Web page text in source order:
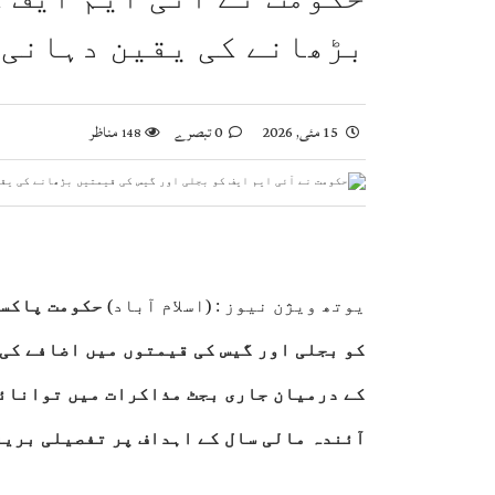
صومالی وزیر دفاع کا اعلیٰ عسکری قیادت سے
وزیراعظم شہباز شریف کا وفاقی وزارتوں اور
بڑھانے کی یقین
15 مئی, 2026 148مناظر
یوتھ ویژن نیوز : (اسلام آباد) حکومت
کو بجلی اور گیس کی قیمتوں میں اضافے
کے درمیان جاری بجٹ مذاکرات میں
آئندہ مالی سال کے اہداف پر تفصیلی